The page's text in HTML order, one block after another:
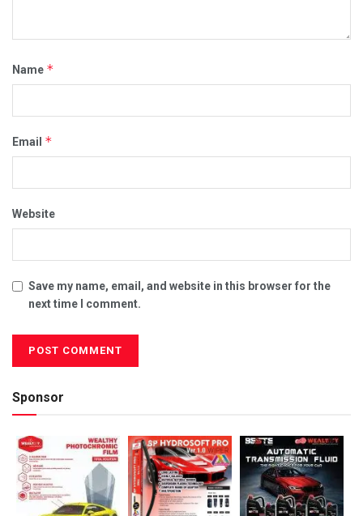
Name *
Email *
Website
Save my name, email, and website in this browser for the
next time I comment.
Sponsor